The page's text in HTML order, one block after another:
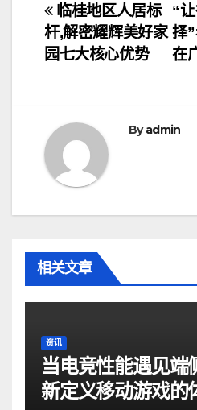
文
章
航
“
择
在
临桂地区人居标
杆,解密耀辉美好家
园七大核心优势
Byadmin
相关文章
资讯
当电竞性能遇见端
新定义移动游戏的